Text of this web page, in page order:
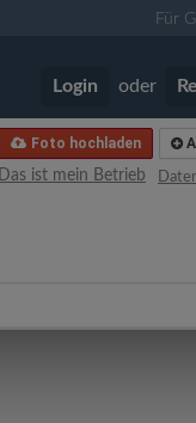
Für
Login oder
Foto hochladen
Das ist mein Betrieb